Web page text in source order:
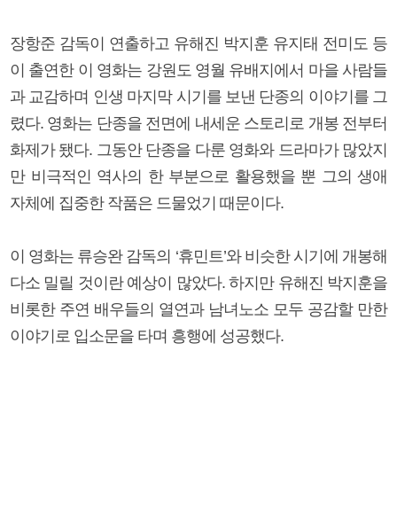
장항준 감독이 연출하고 유해진 박지훈 유지태 전미도 등
이 출연한 이 영화는 강원도 영월 유배지에서 마을 사람들
과 교감하며 인생 마지막 시기를 보낸 단종의 이야기를 그
렸다. 영화는 단종을 전면에 내세운 스토리로 개봉 전부터
화제가 됐다. 그동안 단종을 다룬 영화와 드라마가 많았지
만 비극적인 역사의 한 부분으로 활용했을 뿐 그의 생애
자체에 집중한 작품은 드물었기 때문이다.
이 영화는 류승완 감독의 ‘휴민트’와 비슷한 시기에 개봉해
다소 밀릴 것이란 예상이 많았다. 하지만 유해진 박지훈을
비롯한 주연 배우들의 열연과 남녀노소 모두 공감할 만한
이야기로 입소문을 타며 흥행에 성공했다.